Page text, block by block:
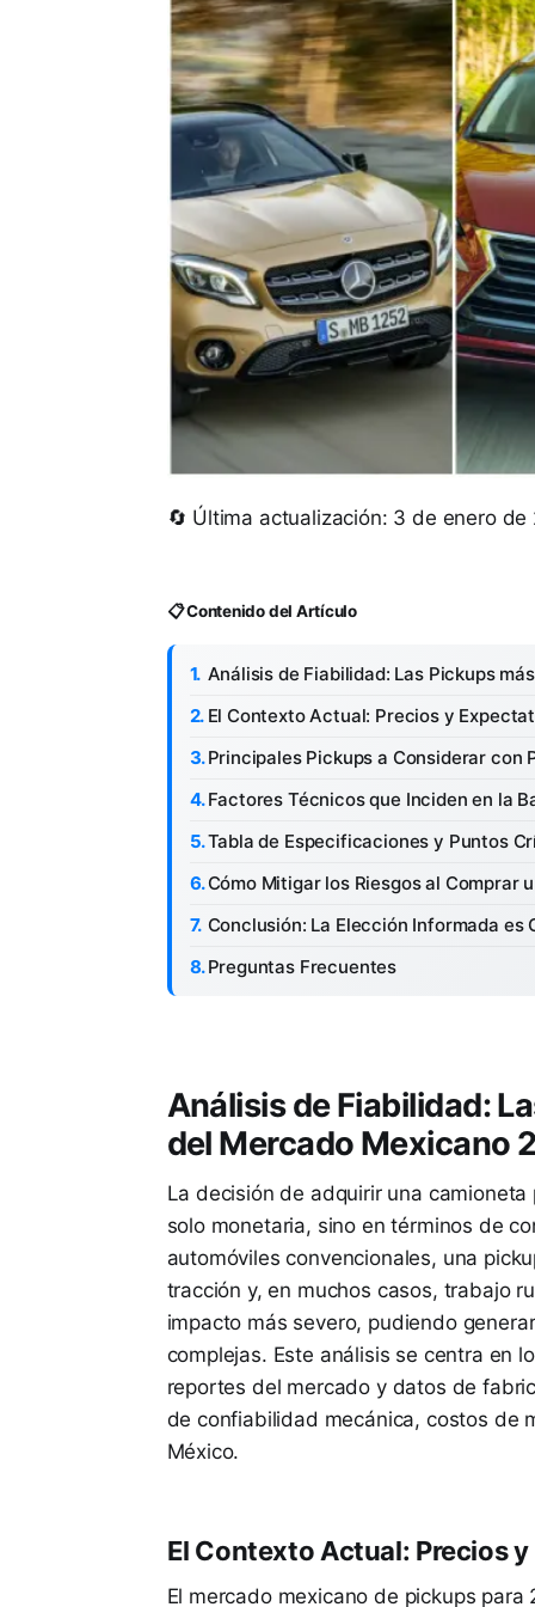
🔄 Última actualización: 3 de enero de
📋 Contenido del Artículo
Análisis de Fiabilidad: Las Pickups
El Contexto Actual: Precios y
Principales Pickups a Considerar con
Factores Técnicos que Inciden en la
Tabla de Especificaciones y Puntos
Cómo Mitigar los Riesgos al Comprar
Conclusión: La Elección Informada es
Preguntas Frecuentes
Análisis de Fiabilidad:
del Mercado Mexicano
La decisión de adquirir una
solo monetaria, sino en términos de
automóviles convencionales, una
tracción y, en muchos casos, trabajo
impacto más severo, pudiendo
complejas. Este análisis se centra en
reportes del mercado y datos de
de confiabilidad mecánica, costos de
México.
El Contexto Actual: Precios
El mercado mexicano de pickups